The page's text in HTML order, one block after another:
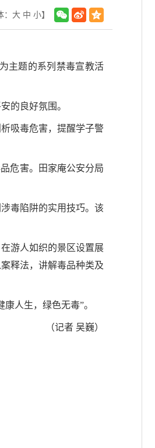
： 大 中 小】
主题的系列禁毒宣教活
的良好氛围。
吸毒危害，提醒学子警
危害。田家庵公安分局
毒陷阱的实用技巧。该
游人如织的景区设置展
释法，讲解毒品种类及
人生，绿色无毒”。
（记者 吴巍）